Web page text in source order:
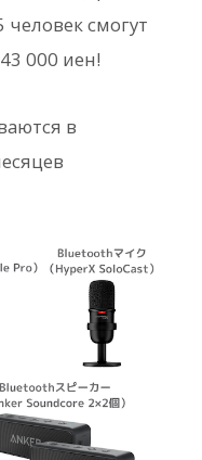
смогут
000 иен!
в